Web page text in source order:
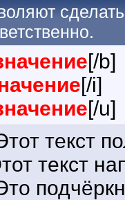
[/b]
[/i]
[/u]
текст
текст